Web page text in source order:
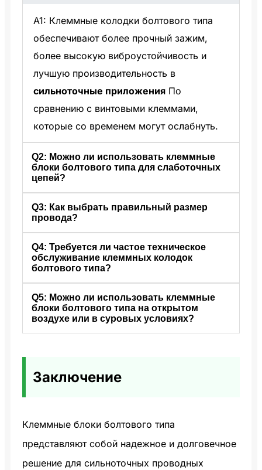
A1: Клеммные колодки болтового типа
обеспечивают более прочный зажим,
более высокую виброустойчивость и
лучшую производительность в
сильноточные приложения По
сравнению с винтовыми клеммами,
которые со временем могут ослабнуть.
Q2: Можно ли использовать клеммные
блоки болтового типа для слаботочных
цепей?
A2: Да, но они могут оказаться
излишними.
клеммыобычно достаточно для цепей
менее 10 А. Болтовые клеммы идеально
высокомощных приложений.
Q3: Как выбрать правильный размер
провода?
A3: Проверьте номинальный диапазон
проводников клеммной колодки
(например, 2,5-16 мм² для стандартных
колодок). Убедитесь, что размер
провода соответствует спецификациям
блока, чтобы обеспечить надежное и
Q4: Требуется ли частое техническое
обслуживание клеммных колодок
болтового типа?
A4: Нет. Они Не требует особого ухода
из-за сильного зажима. Однако в
условиях повышенной вибрации
остальных случаях достаточно раз в
Q5: Можно ли использовать клеммные
блоки болтового типа на открытом
воздухе или в суровых условиях?
как никелированная медь или
обеспечения долговечности при
эксплуатации на открытом воздухе или в
Заключение
Клеммные блоки болтового типа
представляют собой надежное и долговечное
решение для сильноточных проводных